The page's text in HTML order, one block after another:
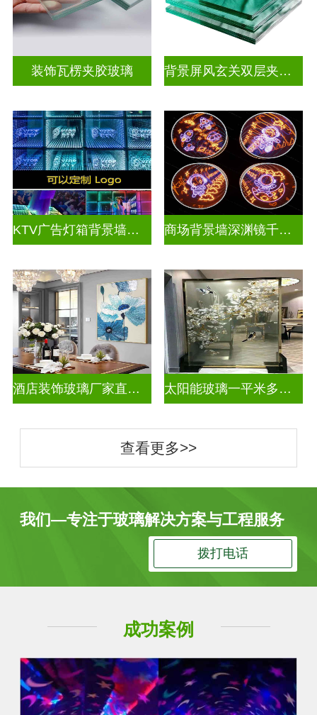
装饰瓦楞夹胶玻璃 背景屏风玄关双层夹娟玻璃
KTV广告灯箱背景墙定制做千层镜 商场背景墙深渊镜千层镜
酒店装饰玻璃厂家直销批发 太阳能玻璃一平米多少钱
查看更多>>
我们—专注于玻璃解决方案与工程服务
拨打电话
成功案例